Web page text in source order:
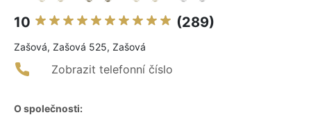
10 (289)
Zašová, Zašová 525, Zašová
Zobrazit telefonní číslo
O společnosti: